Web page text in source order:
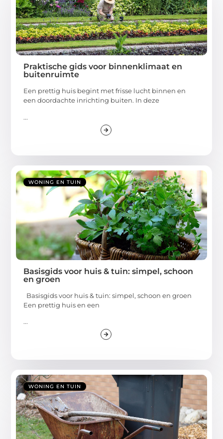
Praktische gids voor binnenklimaat en
buitenruimte
Een prettig huis begint met frisse lucht binnen en
een doordachte inrichting buiten. In deze
...
WONING EN TUIN
Basisgids voor huis & tuin: simpel, schoon
en groen
Basisgids voor huis & tuin: simpel, schoon en groen
Een prettig huis en een
...
WONING EN TUIN